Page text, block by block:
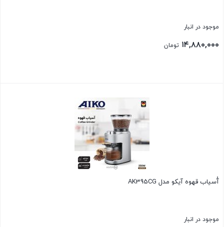
موجود در انبار
۱۴,۸۸۰,۰۰۰ تومان
آُسیاب قهوه آیکو مدل AK395CG
موجود در انبار